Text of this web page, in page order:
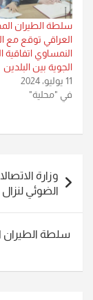
سلطة الطيران
العراقي توقع مع
النمساوي اتفاقية
الجوية بين البلدين
11 يوليو، 2024
في "محلية"
المقالات
وزارة
الضوئي
سلطة الطيران